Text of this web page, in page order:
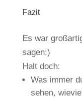
Fazit
Es war
sagen;)
Halt doch:
Was immer
sehen,